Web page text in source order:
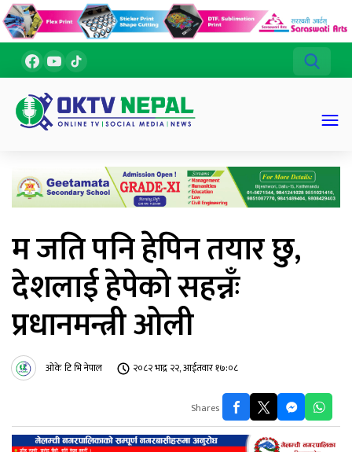
म जति पनि हेपिन तयार छु,
देशलाई हेपेको सहन्नँः
प्रधानमन्त्री ओली
ओके टि भि नेपाल २०८२ भाद्र २२, आईतवार १७:०८
Shares